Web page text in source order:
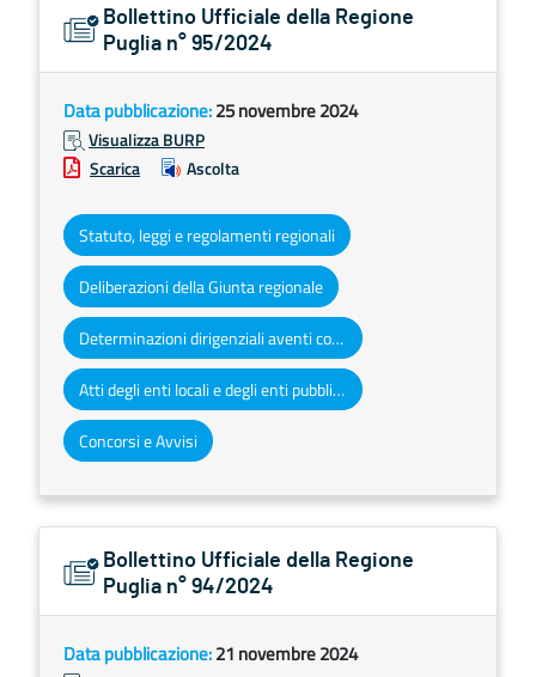
Bollettino Ufficiale della Regione
Puglia n° 95/2024
Data pubblicazione:25 novembre 2024
Visualizza BURP
Scarica
Ascolta
Statuto, leggi e regolamenti regionali
Deliberazioni della Giunta regionale
Determinazioni dirigenziali aventi contenuto di interesse generale
Atti degli enti locali e degli enti pubblici e privati
Concorsi e Avvisi
Bollettino Ufficiale della Regione
Puglia n° 94/2024
Data pubblicazione:21 novembre 2024